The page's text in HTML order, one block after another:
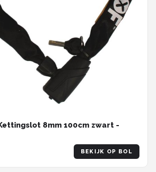
8mm 100cm zwart -
BEKIJK OP BOL